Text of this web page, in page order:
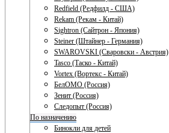
Redfield (Редфилд - США)
Rekam (Рекам - Китай)
Sightron (Сайтрон - Япония)
Steiner (Штайнер - Германия)
SWAROVSKI (Сваровски - Австрия)
Tasco (Таско - Китай)
Vortex (Вортекс - Китай)
БелОМО (Россия)
Зенит (Россия)
Следопыт (Россия)
По назначению
Бинокли для детей